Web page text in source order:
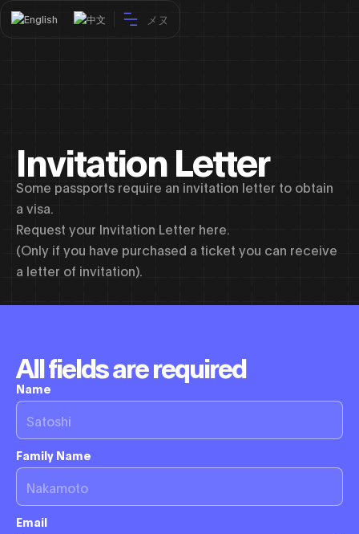
English 中文 メヌ
Invitation Letter
Some passports require an invitation letter to obtain
a visa.
Request your Invitation Letter here.
(Only if you have purchased a ticket you can receive
a letter of invitation).
All fields are required
Name
Family Name
Email